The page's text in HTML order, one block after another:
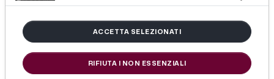
ore dalla gara col Crotone: “Conta
solo vincere. In bocca al lupo a
Bacci”
ACCETTA SELEZIONATI
RIFIUTA I NON ESSENZIALI